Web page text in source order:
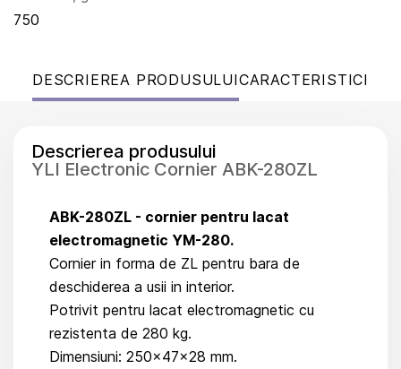
750
DESCRIEREA PRODUSULUICARACTERISTICI
Descrierea produsului
YLI Electronic Cornier ABK-280ZL
ABK-280ZL - cornier pentru lacat
electromagnetic YM-280.
Cornier in forma de ZL pentru bara de
deschiderea a usii in interior.
Potrivit pentru lacat electromagnetic cu
rezistenta de 280 kg.
Dimensiuni: 250x47x28 mm.